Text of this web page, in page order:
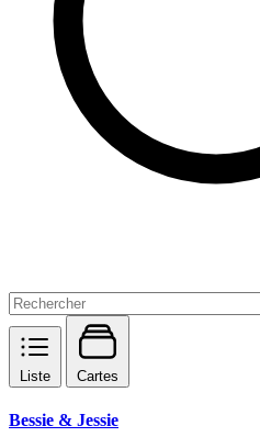
Liste Cartes
Bessie & Jessie